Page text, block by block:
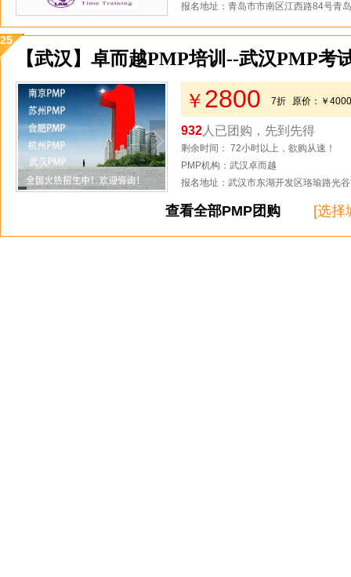
报名地址：青岛市市南区江西路84号青
25
【武汉】卓而越PMP培训--武汉PMP考
￥ 2800 7折 原价： ￥4000
932 人已团购，先到先得
剩余时间： 72小时以上，欲购从速！
PMP机构：武汉卓而越
报名地址：武汉市东湖开发区珞瑜路光
查看全部PMP团购 [选